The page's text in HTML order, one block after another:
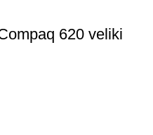
620 veliki